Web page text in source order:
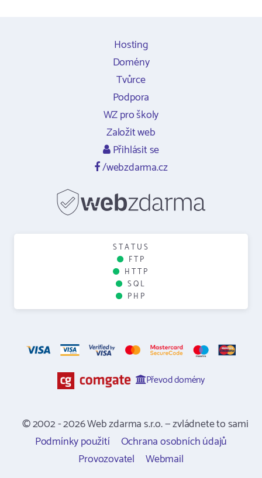
Hosting
Domény
Tvůrce
Podpora
WZ pro školy
Založit web
Přihlásit se
/webzdarma.cz
STATUS
FTP
HTTP
SQL
PHP
Převod domény
© 2002 - 2026 Web zdarma s.r.o. — zvládnete to sami
Podmínky použití
Ochrana osobních údajů
Provozovatel
Webmail